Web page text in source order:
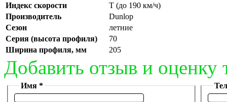
Индекс скорости
T (до 190 км/ч)
Производитель
Dunlop
Сезон
летние
Серия (высота профиля)
70
Ширина профиля, мм
205
Добавить отзыв и оценку
Имя *